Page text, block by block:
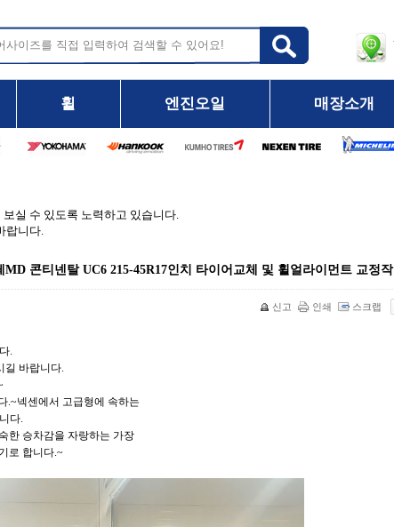
휠 엔진오일 매장소개
실 수 있도록 노력하고 있습니다.
랍니다.
콘티넨탈 UC6 215-45R17인치 타이어교체 및 휠얼라이먼트 교정작
신고 인쇄 스크랩
.
길 바랍니다.
.~넥센에서 고급형에 속하는
다.
한 승차감을 자랑하는 가장
로 합니다.~